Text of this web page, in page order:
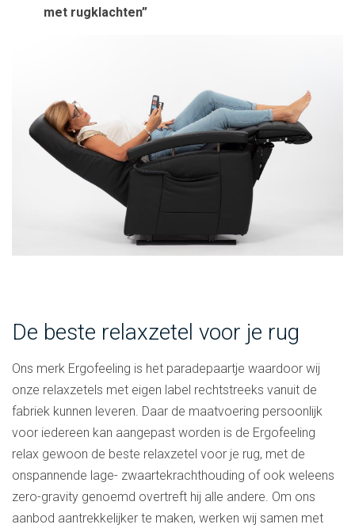
met rugklachten”
De beste relaxzetel voor je rug
Ons merk Ergofeeling is het paradepaartje waardoor wij
onze relaxzetels met eigen label rechtstreeks vanuit de
fabriek kunnen leveren. Daar de maatvoering persoonlijk
voor iedereen kan aangepast worden is de Ergofeeling
relax gewoon de beste relaxzetel voor je rug, met de
onspannende lage- zwaartekrachthouding of ook weleens
zero-gravity genoemd overtreft hij alle andere. Om ons
aanbod aantrekkelijker te maken, werken wij samen met